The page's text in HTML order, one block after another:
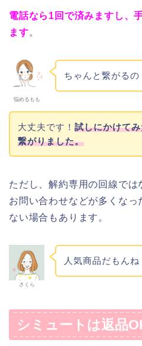
電話なら1回で済みますし、
ます。
悩めるもも
ちゃんと繋がるの
大丈夫です！ 試しにかけて
繋がりました。
ただし、解約専用の回線では
お問い合わせなどが多くなっ
ない場合もあります。
さくら
人気商品だもんね
シミュートは返品